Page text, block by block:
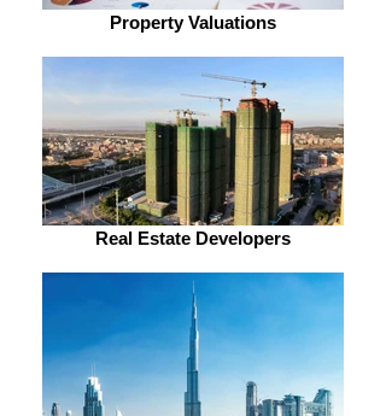
Property Valuations
Real Estate Developers